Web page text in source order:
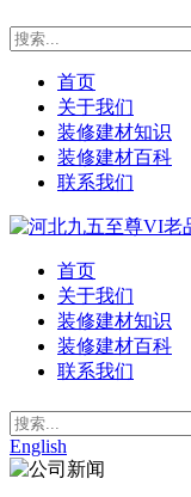
首页
关于我们
装修建材知识
装修建材百科
联系我们
首页
关于我们
装修建材知识
装修建材百科
联系我们
English